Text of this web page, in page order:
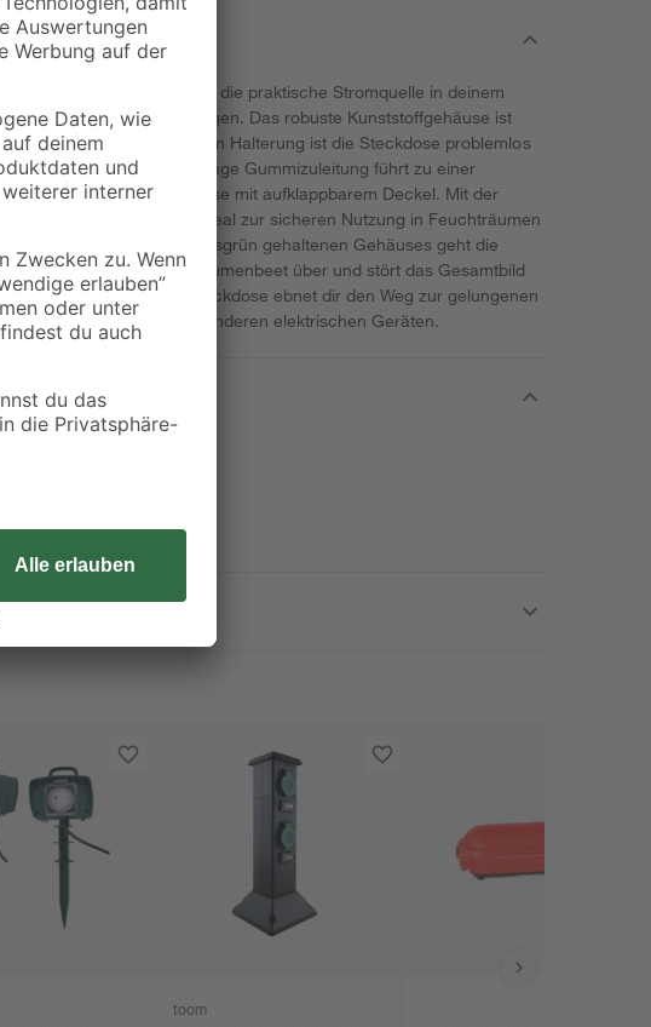
von REV Ritter sorgt für die praktische Stromquelle in deinem
erdreichen Umgebungen. Das robuste Kunststoffgehäuse ist
mithilfe der angespitzten Halterung ist die Steckdose problemlos
Die feste 1,4 Meter lange Gummizuleitung führt zu einer
2-fach-Gummisteckdose mit aufklappbarem Deckel. Mit der
die Erdspieß-Steckdose ideal zur sicheren Nutzung in Feuchträumen
geeignet. Dank des in Grasgrün gehaltenen Gehäuses geht die
optimal in Garten oder Blumenbeet über und stört das Gesamtbild
nicht. Die REV Gartensteckdose ebnet dir den Weg zur gelungenen
Stereoanlage und anderen elektrischen Geräten.
toom